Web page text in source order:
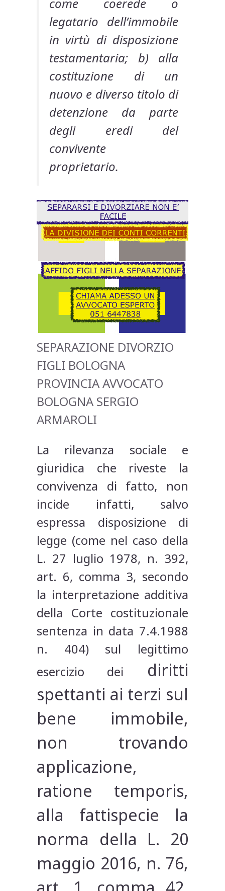
come coerede o
legatario dell’immobile
in virtù di disposizione
testamentaria; b) alla
costituzione di un
nuovo e diverso titolo di
detenzione da parte
degli eredi del
convivente
proprietario.
SEPARAZIONE DIVORZIO
FIGLI BOLOGNA
PROVINCIA AVVOCATO
BOLOGNA SERGIO
ARMAROLI
La rilevanza sociale e
giuridica che riveste la
convivenza di fatto, non
incide infatti, salvo
espressa disposizione di
legge (come nel caso della
L. 27 luglio 1978, n. 392,
art. 6, comma 3, secondo
la interpretazione additiva
della Corte costituzionale
sentenza in data 7.4.1988
n. 404) sul legittimo
esercizio dei
diritti
spettanti ai terzi sul
bene immobile,
non trovando
applicazione,
ratione temporis,
alla fattispecie la
norma della L. 20
maggio 2016, n. 76,